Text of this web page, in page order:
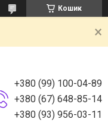
Кошик
+380 (99) 100-04-89
+380 (67) 648-85-14
+380 (93) 956-03-11